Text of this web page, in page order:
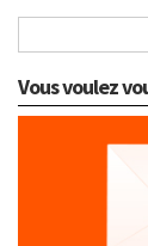
Vous voulez